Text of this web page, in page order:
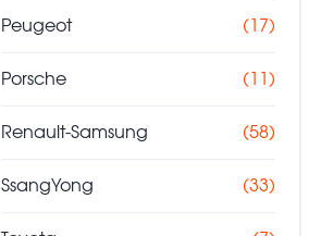
Peugeot (17)
Porsche (11)
Renault-Samsung (58)
SsangYong (33)